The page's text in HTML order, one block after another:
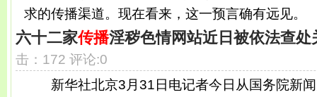
求的传播渠道。现在看来，这一预言确有远见
六十二家传播淫秽色情网站近日被依法查处
击：172 评论:0
新华社北京3月31日电记者今日从国务院新闻